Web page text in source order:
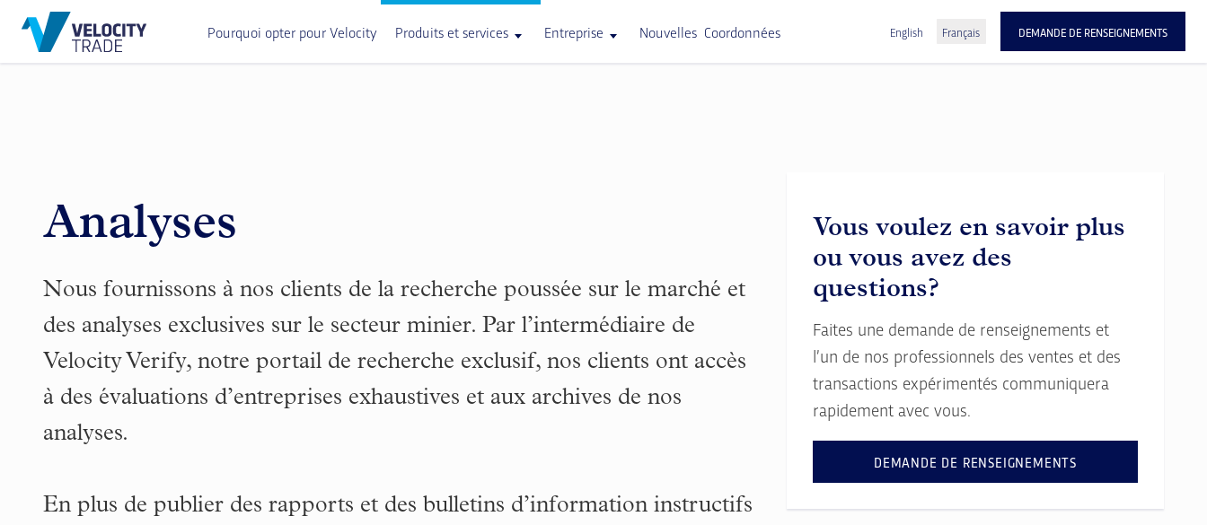
Pourquoi opter pour Velocity Produits et services Entreprise Nouvelles Coordonnées English Français DEMANDE DE RENSEIGNEMENTS
Analyses
Nous fournissons à nos clients de la recherche poussée sur le marché et
des analyses exclusives sur le secteur minier. Par l’intermédiaire de
Velocity Verify, notre portail de recherche exclusif, nos clients ont accès
à des évaluations d’entreprises exhaustives et aux archives de nos
analyses.
En plus de publier des rapports et des bulletins d’information instructifs
Vous voulez en savoir plus
ou vous avez des
questions?
Faites une demande de renseignements et
l’un de nos professionnels des ventes et des
transactions expérimentés communiquera
rapidement avec vous.
DEMANDE DE RENSEIGNEMENTS